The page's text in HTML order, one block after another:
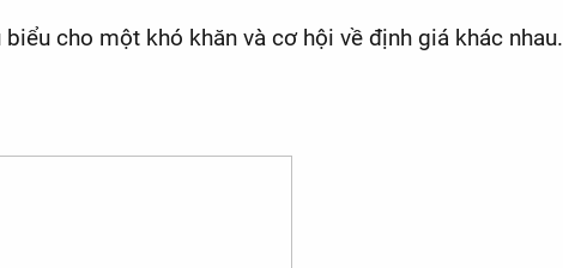
cho một khó khăn và cơ hội về định giá khác nhau.